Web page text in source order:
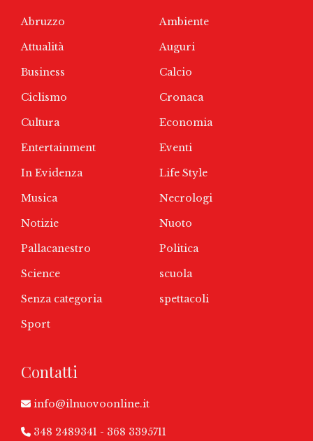
Abruzzo
Ambiente
Attualità
Auguri
Business
Calcio
Ciclismo
Cronaca
Cultura
Economia
Entertainment
Eventi
In Evidenza
Life Style
Musica
Necrologi
Notizie
Nuoto
Pallacanestro
Politica
Science
scuola
Senza categoria
spettacoli
Sport
Contatti
info@ilnuovoonline.it
348 2489341 - 368 3395711